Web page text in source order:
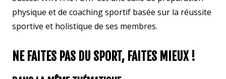
physique et de coaching sportif basée sur la réussite
sportive et holistique de ses membres.
NE FAITES PAS DU SPORT, FAITES MIEUX !